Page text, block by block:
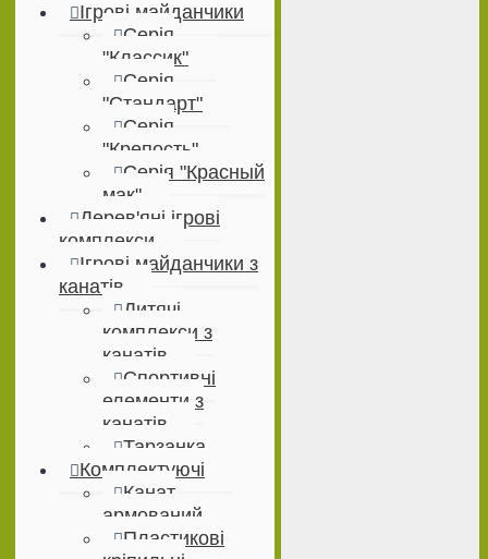
Ігрові майданчики
Серія
"Классик"
Серія
"Стандарт"
Серія
"Крепость"
Серія "Красный
мак"
Дерев'яні ігрові
комплекси
Ігрові майданчики з
канатів
Дитячі
комплекси з
канатів
Спортивні
елементи з
канатів
Тарзанка
Комплектуючі
Канат
армований
Пластикові